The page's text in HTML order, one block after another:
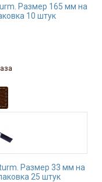
Размер 165 мм на
10 штук
Размер 33 мм на
25 штук